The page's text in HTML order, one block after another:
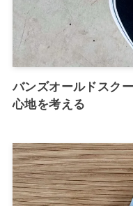
バンズオールドスク
心地を考える